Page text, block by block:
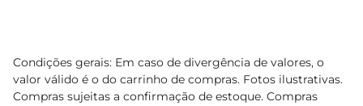
Condições gerais: Em caso de divergência de valores, o
valor válido é o do carrinho de compras. Fotos ilustrativas.
Compras sujeitas a confirmação de estoque. Compras